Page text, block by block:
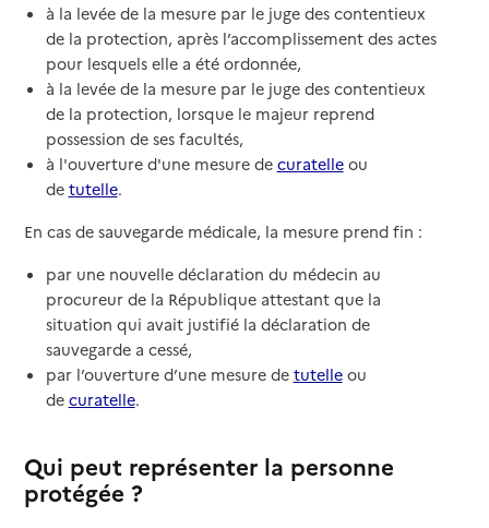
à la levée de la mesure par le juge des contentieux
de la protection, après l’accomplissement des actes
pour lesquels elle a été ordonnée,
à la levée de la mesure par le juge des contentieux
de la protection, lorsque le majeur reprend
possession de ses facultés,
à l'ouverture d'une mesure de curatelleou
de tutelle.
En cas de sauvegarde médicale, la mesure prend fin :
par une nouvelle déclaration du médecin au
procureur de la République attestant que la
situation qui avait justifié la déclaration de
sauvegarde a cessé,
par l’ouverture d’une mesure de tutelleou
de curatelle.
Qui peut représenter la personne
protégée ?